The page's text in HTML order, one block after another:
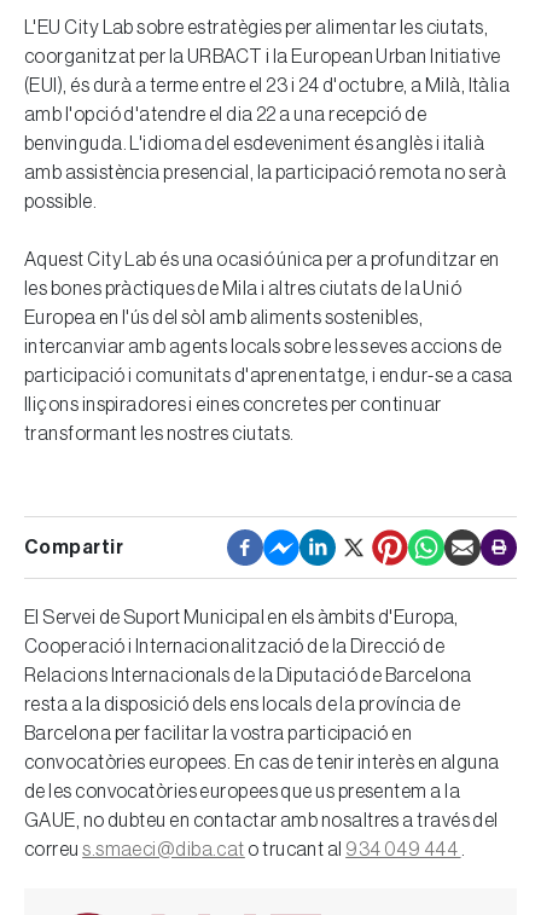
L'EU City Lab sobre estratègies per alimentar les ciutats,
coorganitzat per la URBACT i la European Urban Initiative
(EUI), és durà a terme entre el 23 i 24 d'octubre, a Milà, Itàlia
amb l'opció d'atendre el dia 22 a una recepció de
benvinguda. L'idioma del esdeveniment és anglès i italià
amb assistència presencial, la participació remota no serà
possible.
Aquest City Lab és una ocasió única per a profunditzar en
les bones pràctiques de Mila i altres ciutats de la Unió
Europea en l'ús del sòl amb aliments sostenibles,
intercanviar amb agents locals sobre les seves accions de
participació i comunitats d'aprenentatge, i endur-se a casa
lliçons inspiradores i eines concretes per continuar
transformant les nostres ciutats.
El Servei de Suport Municipal en els àmbits d'Europa,
Cooperació i Internacionalització de la Direcció de
Relacions Internacionals de la Diputació de Barcelona
resta a la disposició dels ens locals de la província de
Barcelona per facilitar la vostra participació en
convocatòries europees. En cas de tenir interès en alguna
de les convocatòries europees que us presentem a la
GAUE, no dubteu en contactar amb nosaltres a través del
correus.smaeci@diba.cat o trucant al 934 049 444